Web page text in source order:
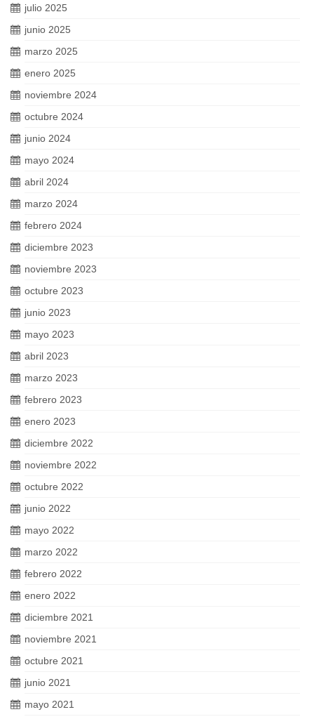
julio 2025
junio 2025
marzo 2025
enero 2025
noviembre 2024
octubre 2024
junio 2024
mayo 2024
abril 2024
marzo 2024
febrero 2024
diciembre 2023
noviembre 2023
octubre 2023
junio 2023
mayo 2023
abril 2023
marzo 2023
febrero 2023
enero 2023
diciembre 2022
noviembre 2022
octubre 2022
junio 2022
mayo 2022
marzo 2022
febrero 2022
enero 2022
diciembre 2021
noviembre 2021
octubre 2021
junio 2021
mayo 2021